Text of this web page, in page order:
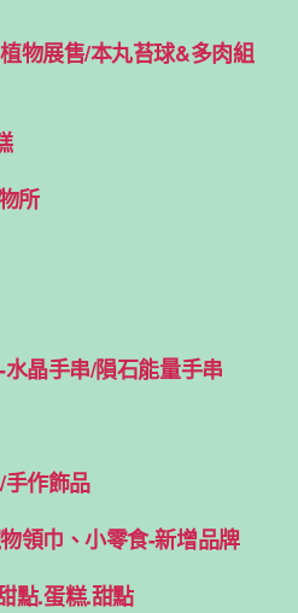
物展售/本丸苔球&多肉組
所
晶手串/隕石能量手串
作飾品
領巾、小零食-新增品牌
點.蛋糕.甜點